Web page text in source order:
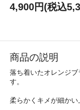
4,900円(税込
商品の説明
落ち着いたオレンジ
す。
柔らかくキメが細かい